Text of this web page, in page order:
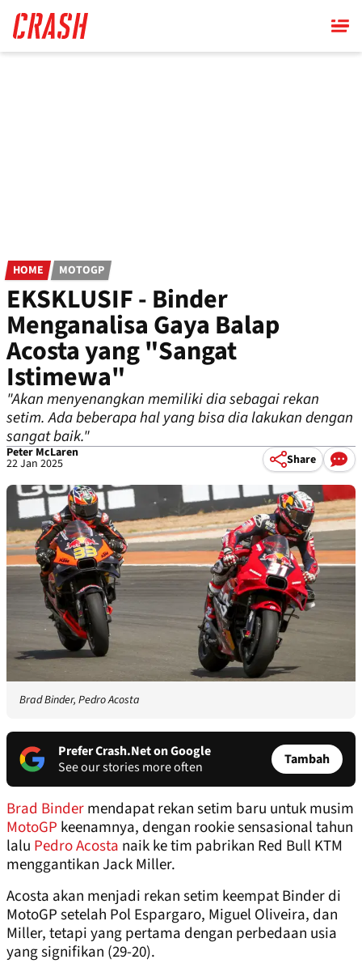
main
content
HOME MOTOGP
EKSKLUSIF - Binder
Menganalisa Gaya Balap
Acosta yang "Sangat
Istimewa"
"Akan menyenangkan memiliki dia sebagai rekan
setim. Ada beberapa hal yang bisa dia lakukan dengan
sangat baik."
Peter McLaren
22 Jan 2025 Share
Brad Binder, Pedro Acosta
Prefer Crash.Net on Google
See our stories more often
Tambah
Brad Bindermendapat rekan setim baru untuk musim
MotoGP keenamnya, dengan rookie sensasional tahun
lalu Pedro Acosta naik ke tim pabrikan Red Bull KTM
menggantikan Jack Miller.
Acosta akan menjadi rekan setim keempat Binder di
MotoGP setelah Pol Espargaro, Miguel Oliveira, dan
Miller, tetapi yang pertama dengan perbedaan usia
yang signifikan (29-20).